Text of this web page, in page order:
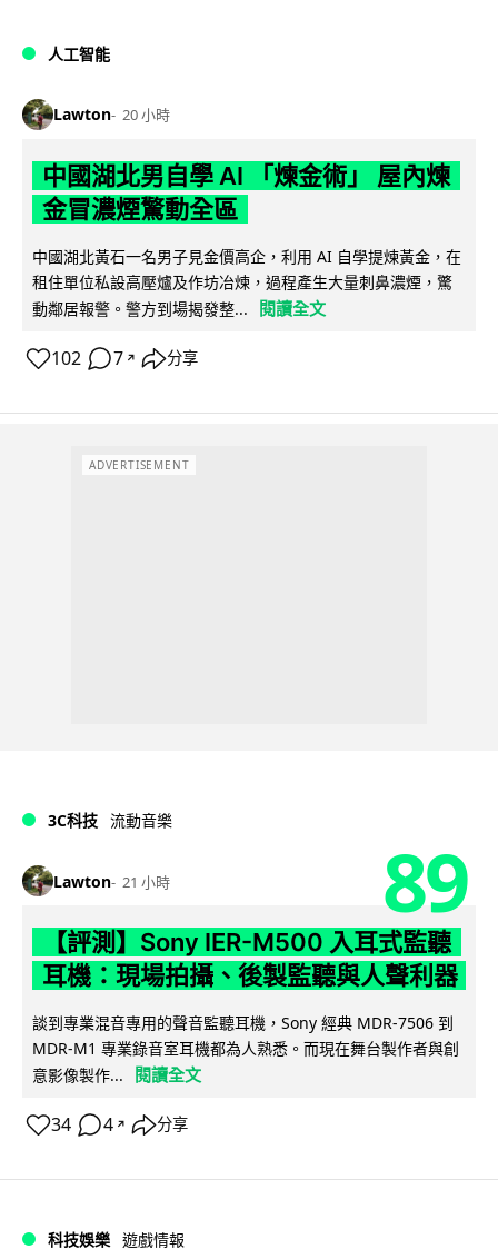
人工智能
Lawton 20 小時
中國湖北男自學 AI 「煉金術」 屋內煉
金冒濃煙驚動全區
中國湖北黃石一名男子見金價高企，利用 AI 自學提煉黃金，在
租住單位私設高壓爐及作坊冶煉，過程產生大量刺鼻濃煙，驚
動鄰居報警。警方到場揭發整...
閱讀全文
102 7 ↗ 分享
ADVERTISEMENT
3C科技 流動音樂
Lawton 21 小時 89
【評測】Sony IER-M500 入耳式監聽
耳機：現場拍攝、後製監聽與人聲利器
談到專業混音專用的聲音監聽耳機，Sony 經典 MDR-7506 到
MDR-M1 專業錄音室耳機都為人熟悉。而現在舞台製作者與創
意影像製作...
閱讀全文
34 4 ↗ 分享
科技娛樂 遊戲情報